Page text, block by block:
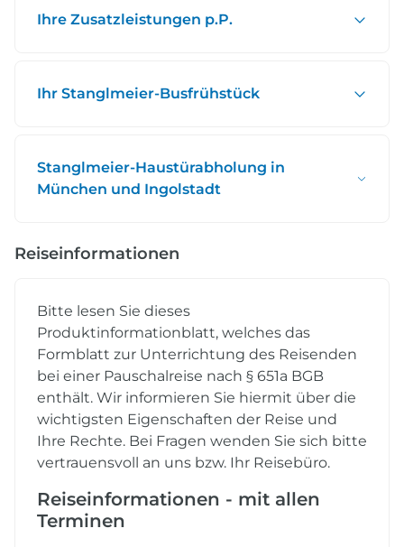
Ihre Zusatzleistungen p.P.
Ihr Stanglmeier-Busfrühstück
Stanglmeier-Haustürabholung in
München und Ingolstadt
Reiseinformationen
Bitte lesen Sie dieses
Produktinformationblatt, welches das
Formblatt zur Unterrichtung des Reisenden
bei einer Pauschalreise nach § 651a BGB
enthält. Wir informieren Sie hiermit über die
wichtigsten Eigenschaften der Reise und
Ihre Rechte. Bei Fragen wenden Sie sich bitte
vertrauensvoll an uns bzw. Ihr Reisebüro.
Reiseinformationen - mit allen
Terminen